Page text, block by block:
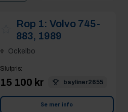
Rop 1: Volvo 745-
883, 1989
Ockelbo
Slutpris:
15 100 kr bayliner2655
Se mer info